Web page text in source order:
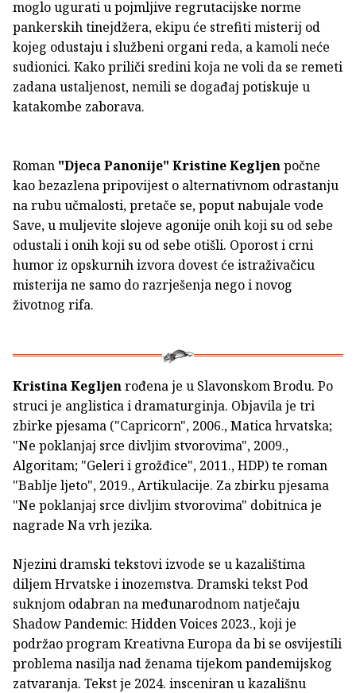
moglo ugurati u pojmljive regrutacijske norme
pankerskih tinejdžera, ekipu će strefiti misterij od
kojeg odustaju i službeni organi reda, a kamoli neće
sudionici. Kako priliči sredini koja ne voli da se remeti
zadana ustaljenost, nemili se događaj potiskuje u
katakombe zaborava.
Roman "Djeca Panonije" Kristine Kegljenpočne
kao bezazlena pripovijest o alternativnom odrastanju
na rubu učmalosti, pretače se, poput nabujale vode
Save, u muljevite slojeve agonije onih koji su od sebe
odustali i onih koji su od sebe otišli. Oporost i crni
humor iz opskurnih izvora dovest će istraživačicu
misterija ne samo do razrješenja nego i novog
životnog rifa.
Kristina Kegljenrođena je u Slavonskom Brodu. Po
struci je anglistica i dramaturginja. Objavila je tri
zbirke pjesama ("Capricorn", 2006., Matica hrvatska;
"Ne poklanjaj srce divljim stvorovima", 2009.,
Algoritam; "Geleri i grožđice", 2011., HDP) te roman
"Bablje ljeto", 2019., Artikulacije. Za zbirku pjesama
"Ne poklanjaj srce divljim stvorovima" dobitnica je
nagrade Na vrh jezika.
Njezini dramski tekstovi izvode se u kazalištima
diljem Hrvatske i inozemstva. Dramski tekst Pod
suknjom odabran na međunarodnom natječaju
Shadow Pandemic: Hidden Voices 2023., koji je
podržao program Kreativna Europa da bi se osvijestili
problema nasilja nad ženama tijekom pandemijskog
zatvaranja. Tekst je 2024. insceniran u kazališnu